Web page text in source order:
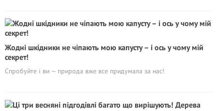
Жодні шкідники не чіпають мою капусту – і ось у чому мій
секрет!
Спробуйте і ви — природа вже все придумала за нас!